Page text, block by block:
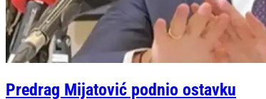
Predrag Mijatović podnio ostavku